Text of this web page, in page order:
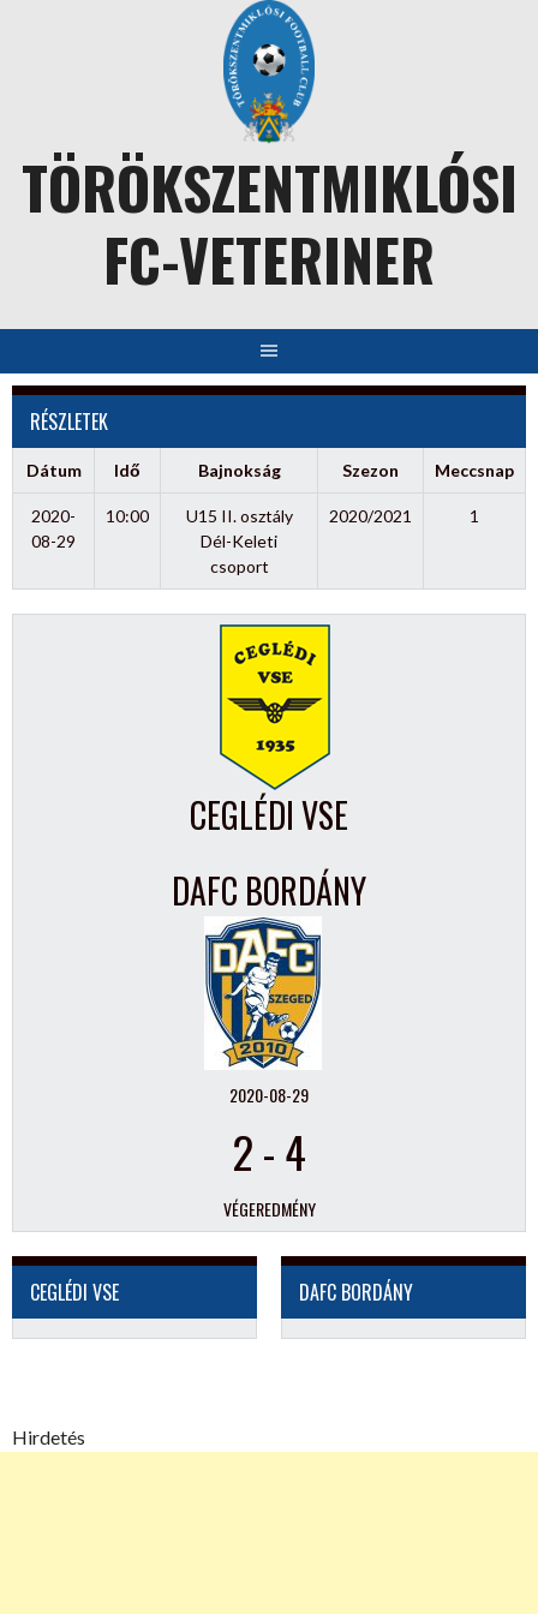
TÖRÖKSZENTMIKLÓSI
FC-VETERINER
RÉSZLETEK
Dátum Idő Bajnokság Szezon Meccsnap
2020-
08-29
10:00
U15 II. osztály
Dél-Keleti
csoport
2020/2021 1
CEGLÉDI VSE
DAFC BORDÁNY
2020-08-29
2-4
VÉGEREDMÉNY
CEGLÉDI VSE DAFC BORDÁNY
Hirdetés